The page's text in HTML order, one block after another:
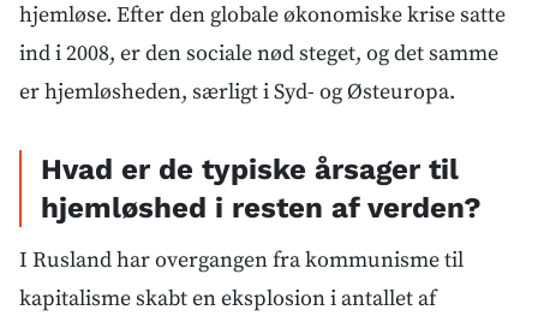
hjemløse. Efter den globale økonomiske krise satte
ind i 2008, er den sociale nød steget, og det samme
er hjemløsheden, særligt i Syd- og Østeuropa.
Hvad er de typiske årsager til
hjemløshed i resten af verden?
I Rusland har overgangen fra kommunisme til
kapitalisme skabt en eksplosion i antallet af